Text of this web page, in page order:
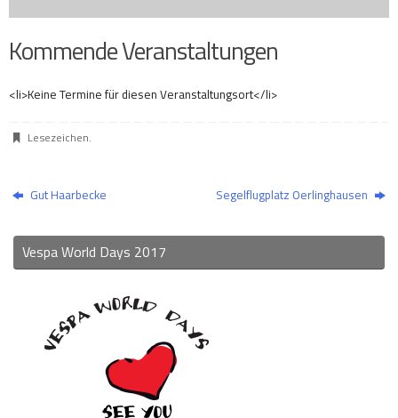
Kommende Veranstaltungen
<li>Keine Termine für diesen Veranstaltungsort</li>
Lesezeichen.
Gut Haarbecke Segelflugplatz Oerlinghausen
Vespa World Days 2017